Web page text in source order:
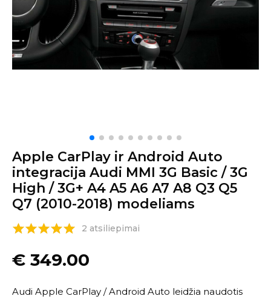
Apple CarPlay ir Android Auto
integracija Audi MMI 3G Basic / 3G
High / 3G+ A4 A5 A6 A7 A8 Q3 Q5
Q7 (2010-2018) modeliams
2 atsiliepimai
€ 349.00
Audi Apple CarPlay / Android Auto leidžia naudotis